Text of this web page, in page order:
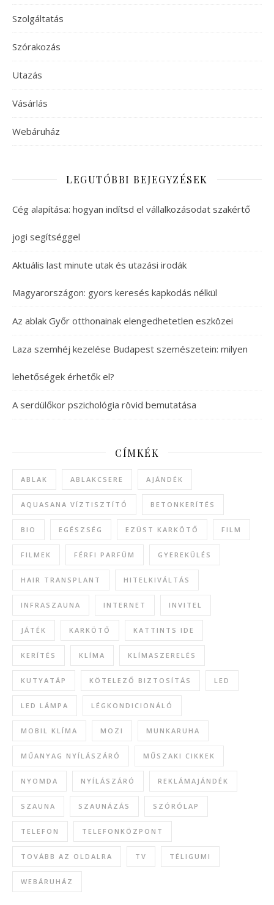
Szolgáltatás
Szórakozás
Utazás
Vásárlás
Webáruház
LEGUTÓBBI BEJEGYZÉSEK
Cég alapítása: hogyan indítsd el vállalkozásodat szakértő
jogi segítséggel
Aktuális last minute utak és utazási irodák
Magyarországon: gyors keresés kapkodás nélkül
Az ablak Győr otthonainak elengedhetetlen eszközei
Laza szemhéj kezelése Budapest szemészetein: milyen
lehetőségek érhetők el?
A serdülőkor pszichológia rövid bemutatása
CÍMKÉK
ABLAK ABLAKCSERE AJÁNDÉK
AQUASANA VÍZTISZTÍTÓ BETONKERÍTÉS
BIO EGÉSZSÉG EZÜST KARKÖTŐ FILM
FILMEK FÉRFI PARFÜM GYEREKÜLÉS
HAIR TRANSPLANT HITELKIVÁLTÁS
INFRASZAUNA INTERNET INVITEL
JÁTÉK KARKÖTŐ KATTINTS IDE
KERÍTÉS KLÍMA KLÍMASZERELÉS
KUTYATÁP KÖTELEZŐ BIZTOSÍTÁS LED
LED LÁMPA LÉGKONDICIONÁLÓ
MOBIL KLÍMA MOZI MUNKARUHA
MŰANYAG NYÍLÁSZÁRÓ MŰSZAKI CIKKEK
NYOMDA NYÍLÁSZÁRÓ REKLÁMAJÁNDÉK
SZAUNA SZAUNÁZÁS SZÓRÓLAP
TELEFON TELEFONKÖZPONT
TOVÁBB AZ OLDALRA TV TÉLIGUMI
WEBÁRUHÁZ